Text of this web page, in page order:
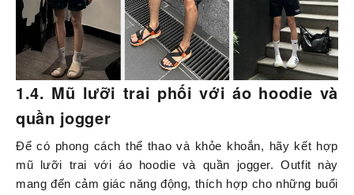
1.4. Mũ lưỡi trai phối với áo hoodie và
quần jogger
Để có phong cách thể thao và khỏe khoắn, hãy kết hợp
mũ lưỡi trai với áo hoodie và quần jogger. Outfit này
mang đến cảm giác năng động, thích hợp cho những buổi